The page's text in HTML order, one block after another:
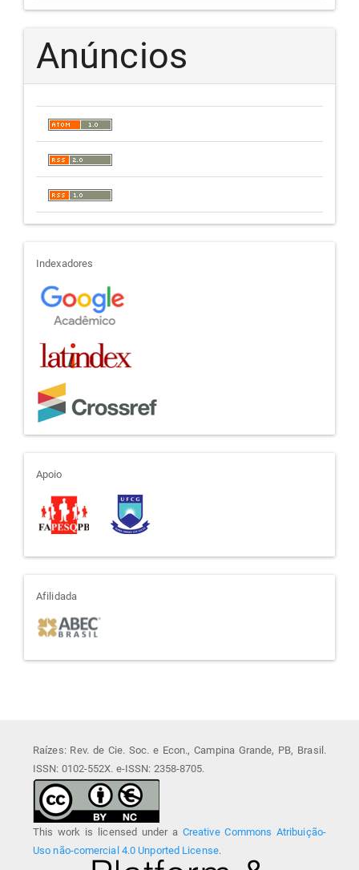
Anúncios
indexadores
Indexadores
apoio
Apoio
afiliada
Afilidada
Raízes: Rev. de Cie. Soc. e Econ., Campina Grande, PB, Brasil.
ISSN: 0102-552X. e-ISSN: 2358-8705.
This work is licensed under a Creative Commons Atribuição-
Uso não-comercial 4.0 Unported License.